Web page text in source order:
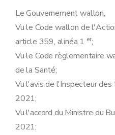
Le Gouvernement wallon,
Vu le Code wallon de
article 359, alinéa 1 er;
Vu le Code règlementaire
de la Santé;
Vu l'avis de l'Inspecteur des
2021;
Vu l'accord du Ministre du
2021;